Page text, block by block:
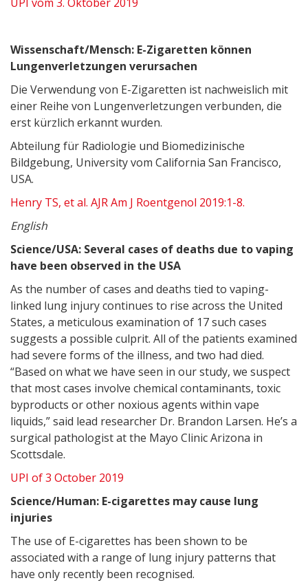
Wissenschaft/Mensch: E-Zigaretten können
Lungenverletzungen verursachen
Die Verwendung von E-Zigaretten ist nachweislich mit
einer Reihe von Lungenverletzungen verbunden, die
erst kürzlich erkannt wurden.
Abteilung für Radiologie und Biomedizinische
Bildgebung, University vom California San Francisco,
USA.
Henry TS, et al. AJR Am J Roentgenol 2019:1-8.
English
Science/USA: Several cases of deaths due to vaping
have been observed in the USA
As the number of cases and deaths tied to vaping-
linked lung injury continues to rise across the United
States, a meticulous examination of 17 such cases
suggests a possible culprit. All of the patients examined
had severe forms of the illness, and two had died.
“Based on what we have seen in our study, we suspect
that most cases involve chemical contaminants, toxic
byproducts or other noxious agents within vape
liquids,” said lead researcher Dr. Brandon Larsen. He’s a
surgical pathologist at the Mayo Clinic Arizona in
Scottsdale.
UPI of 3 October 2019
Science/Human: E-cigarettes may cause lung
injuries
The use of E-cigarettes has been shown to be
associated with a range of lung injury patterns that
have only recently been recognised.